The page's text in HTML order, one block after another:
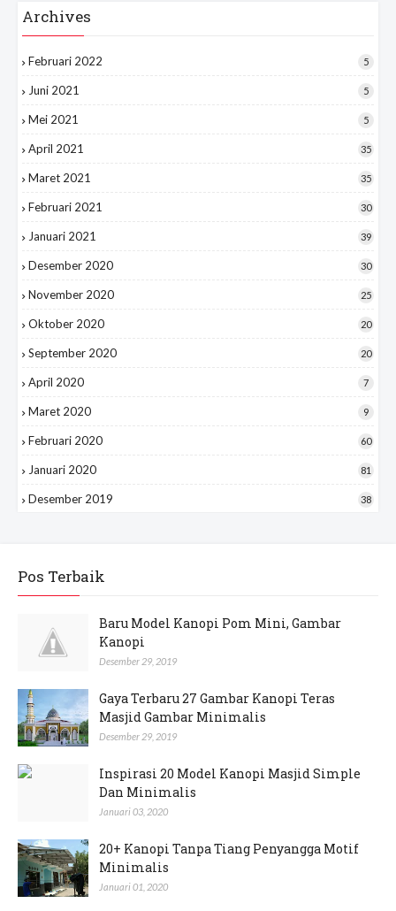
Archives
Februari 2022 5
Juni 2021 5
Mei 2021 5
April 2021 35
Maret 2021 35
Februari 2021 30
Januari 2021 39
Desember 2020 30
November 2020 25
Oktober 2020 20
September 2020 20
April 2020 7
Maret 2020 9
Februari 2020 60
Januari 2020 81
Desember 2019 38
Pos Terbaik
Baru Model Kanopi Pom Mini, Gambar
Kanopi
Desember 29, 2019
Gaya Terbaru 27 Gambar Kanopi Teras
Masjid Gambar Minimalis
Desember 29, 2019
Inspirasi 20 Model Kanopi Masjid Simple
Dan Minimalis
Januari 03, 2020
20+ Kanopi Tanpa Tiang Penyangga Motif
Minimalis
Januari 01, 2020